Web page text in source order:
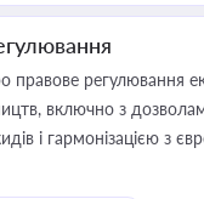
правове регулювання
включно з
і гармонізацією з